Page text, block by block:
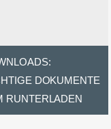
DOKUMENTE
RUNTERLADEN